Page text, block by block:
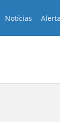
Notícias